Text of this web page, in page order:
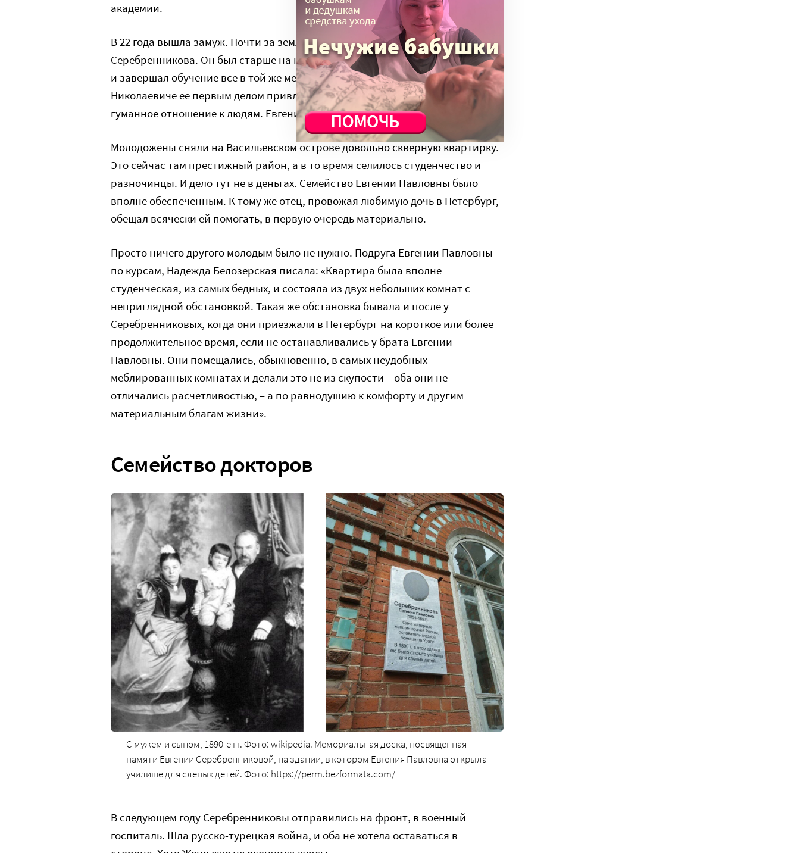
академии.
В 22 года вышла замуж. Почти за земляка – за пермяка, за студента Павла
Серебренникова. Он был старше на несколько лет, вид имел интеллигентный
и завершал обучение все в той же медико-хирургической академии. В Павле
Николаевиче ее первым делом привлекли нравственные достоинства и
гуманное отношение к людям. Евгения Павловна была светлым идеалистом.
Молодожены сняли на Васильевском острове довольно скверную квартирку.
Это сейчас там престижный район, а в то время селилось студенчество и
разночинцы. И дело тут не в деньгах. Семейство Евгении Павловны было
вполне обеспеченным. К тому же отец, провожая любимую дочь в Петербург,
обещал всячески ей помогать, в первую очередь материально.
Просто ничего другого молодым было не нужно. Подруга Евгении Павловны
по курсам, Надежда Белозерская писала: «Квартира была вполне
студенческая, из самых бедных, и состояла из двух небольших комнат с
неприглядной обстановкой. Такая же обстановка бывала и после у
Серебренниковых, когда они приезжали в Петербург на короткое или более
продолжительное время, если не останавливались у брата Евгении
Павловны. Они помещались, обыкновенно, в самых неудобных
меблированных комнатах и делали это не из скупости – оба они не
отличались расчетливостью, – а по равнодушию к комфорту и другим
материальным благам жизни».
Семейство докторов
С мужем и сыном, 1890-е гг. Фото: wikipedia. Мемориальная доска, посвященная
памяти Евгении Серебренниковой, на здании, в котором Евгения Павловна открыла
училище для слепых детей. Фото: https://perm.bezformata.com/
В следующем году Серебренниковы отправились на фронт, в военный
госпиталь. Шла русско-турецкая война, и оба не хотела оставаться в